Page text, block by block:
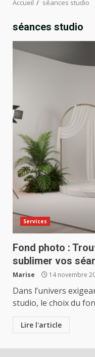
Accueil séances studio
séances studio
Services
Fond photo :
sublimer vos
Marise 14 novembre
Dans l’univers
studio, le choix du
Lire l'article